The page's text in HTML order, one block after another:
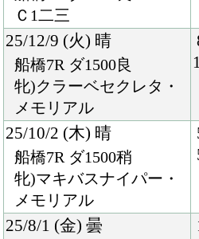
メモリアル
25/8/1 (金) 曇
船橋4R ダ1200良
2歳新馬
1 7 1 岡
54
426
Home
Back
クラブ紹介 入会案内
著作権 個人情報保護方針 フ
アプリケーションプライバシーポリシー
PCサイト